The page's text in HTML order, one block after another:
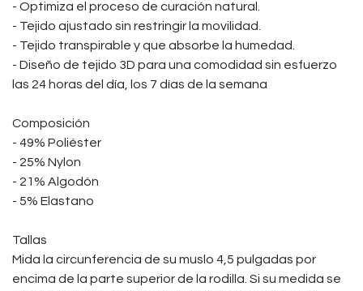
- Optimiza el proceso de curación natural.
- Tejido ajustado sin restringir la movilidad.
- Tejido transpirable y que absorbe la humedad.
- Diseño de tejido 3D para una comodidad sin esfuerzo
las 24 horas del día, los 7 días de la semana
Composición
- 49% Poliéster
- 25% Nylon
- 21% Algodón
- 5% Elastano
Tallas
Mida la circunferencia de su muslo 4,5 pulgadas por
encima de la parte superior de la rodilla. Si su medida se